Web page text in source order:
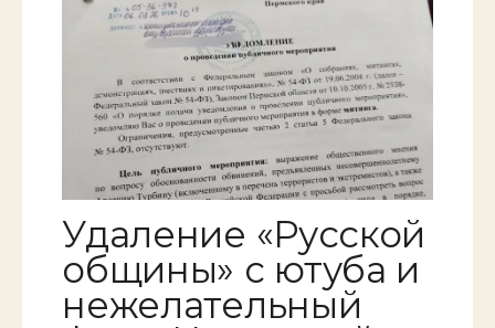
Удаление «Русской
общины» с ютуба и
нежелательный